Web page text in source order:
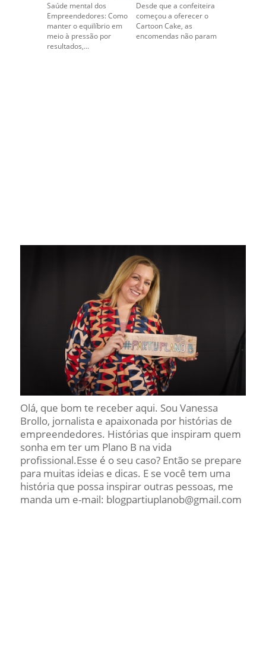
Saúde mental dos
Empreendedores: Como
manter o equilíbrio em
meio à pressão por
resultados,...
Desde que a confeiteira
começou a oferecer o
Cartoon Cake, as
encomendas não param
Olá, que bom te receber aqui. Sou Vanessa
Brollo, jornalista e apaixonada por histórias de
empreendedores. Histórias que inspiram quem
sonha em ter um Plano B na vida
profissional.Esse é o seu caso? Então se prepare
para muitas ideias e dicas. E se você tem uma
história que possa inspirar outras pessoas, me
manda um e-mail: blogpartiuplanob@gmail.com